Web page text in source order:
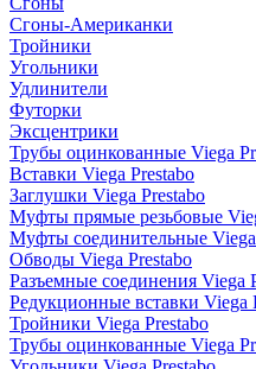
Сгоны-Американки
Тройники
Угольники
Удлинители
Футорки
Эксцентрики
Трубы оцинкованные Viega
Вставки Viega Prestabo
Заглушки Viega Prestabo
Муфты прямые резьбовые
Муфты соединительные Viega
Обводы Viega Prestabo
Разъемные соединения Viega
Редукционные вставки Viega
Тройники Viega Prestabo
Трубы оцинкованные Viega